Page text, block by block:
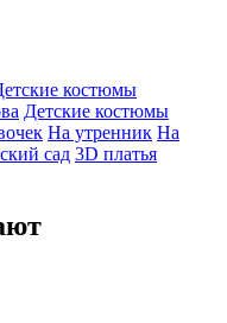
костюмы
Детские костюмы
На утренник На
сад 3D платья